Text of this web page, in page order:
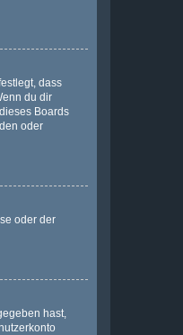
dass
du dir
Boards
oder
oder der
hast,